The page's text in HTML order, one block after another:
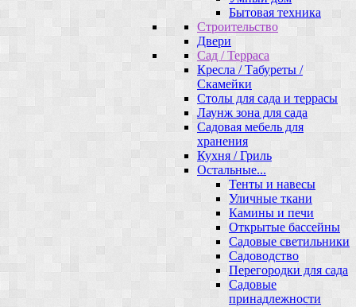
Бытовая техника
Строительство
Двери
Сад / Терраса
Кресла / Табуреты /
Скамейки
Столы для сада и террасы
Лаунж зона для сада
Садовая мебель для
хранения
Кухня / Гриль
Остальные...
Тенты и навесы
Уличные ткани
Камины и печи
Открытые бассейны
Садовые светильники
Садоводство
Перегородки для сада
Садовые
принадлежности